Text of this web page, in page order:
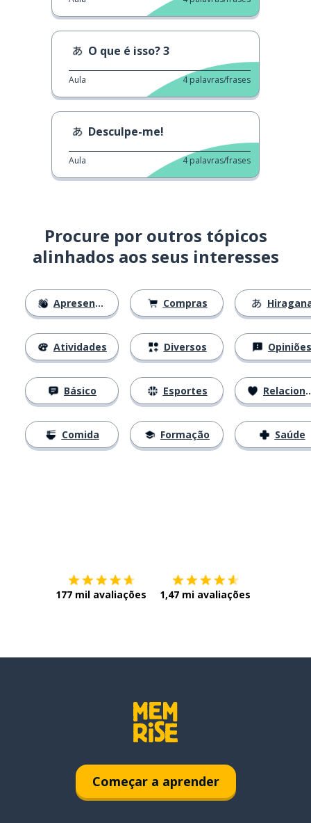
O que é isso? 3
Aula 4 palavras/frases
Desculpe-me!
Aula 4 palavras/frases
Procure por outros tópicos
alinhados aos seus interesses
Apresentações
Atividades
Básico
Comida
Compras
Diversos
Esportes
Formação
Opiniões
Relacionamentos
Saúde
177 mil avaliações 1,47 mi avaliações
Começar a aprender